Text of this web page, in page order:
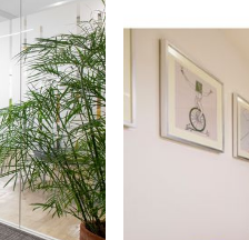
ดี
กษาความปลอดภัย
อรายเดือน
คุณ